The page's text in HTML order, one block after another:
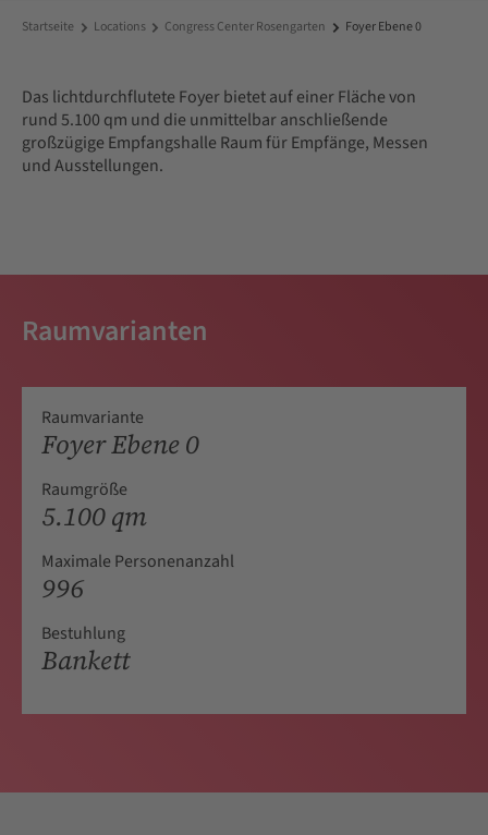
Startseite Locations Congress Center Rosengarten Foyer Ebene 0
Das lichtdurchflutete Foyer bietet auf einer Fläche von
rund 5.100 qm und die unmittelbar anschließende
großzügige Empfangshalle Raum für Empfänge, Messen
und Ausstellungen.
Raumvarianten
Raumvariante
Foyer Ebene 0
Raumgröße
5.100 qm
Maximale Personenanzahl
996
Bestuhlung
Bankett